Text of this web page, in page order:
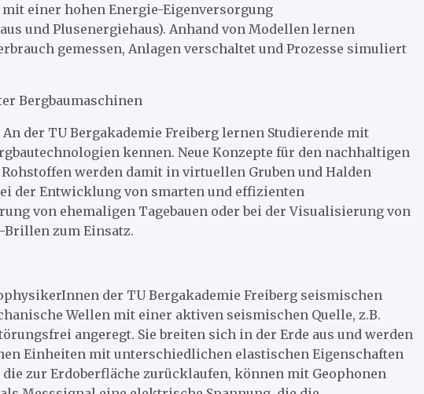
einer hohen Energie-Eigenversorgung
und Plusenergiehaus). Anhand von Modellen lernen
gemessen, Anlagen verschaltet und Prozesse simuliert
Bergbaumaschinen
der TU Bergakademie Freiberg lernen Studierende mit
kennen. Neue Konzepte für den nachhaltigen
werden damit in virtuellen Gruben und Halden
der Entwicklung von smarten und effizienten
von ehemaligen Tagebauen oder bei der Visualisierung von
Brillen zum Einsatz.
der TU Bergakademie Freiberg seismischen
Wellen mit einer aktiven seismischen Quelle, z.B.
angeregt. Sie breiten sich in der Erde aus und werden
Einheiten mit unterschiedlichen elastischen Eigenschaften
zur Erdoberfläche zurücklaufen, können mit Geophonen